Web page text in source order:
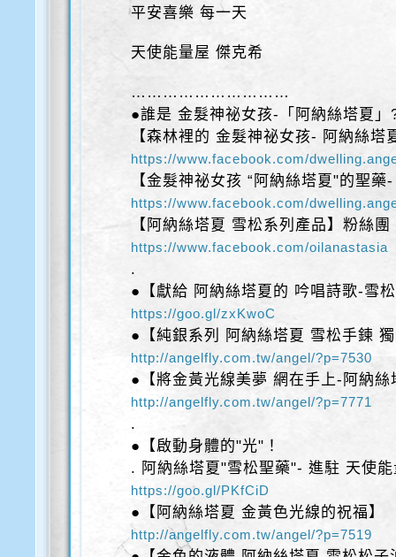
平安喜樂 每一天
天使能量屋 傑克希
…………………………
●誰是 金髮神祕女孩-「阿納絲塔夏」
【森林裡的 金髮神祕女孩- 阿納絲塔
https://www.facebook.com/
【金髮神祕女孩 “阿納絲塔夏"的聖藥
https://www.facebook.com/
【阿納絲塔夏 雪松系列產品】粉絲團
https://www.facebook.com/oilanastasia
.
●【獻給 阿納絲塔夏的 吟唱詩歌-雪
https://goo.gl/zxKwoC
●【純銀系列 阿納絲塔夏 雪松手鍊
http://angelfly.com.tw/angel/?p=7530
●【將金黃光線美夢 網在手上-阿納
http://angelfly.com.tw/angel/?p=7771
.
●【啟動身體的"光"！
. 阿納絲塔夏"雪松聖藥"- 進駐 天使
https://goo.gl/PKfCiD
●【阿納絲塔夏 金黃色光線的祝福】
http://angelfly.com.tw/angel/?p=7519